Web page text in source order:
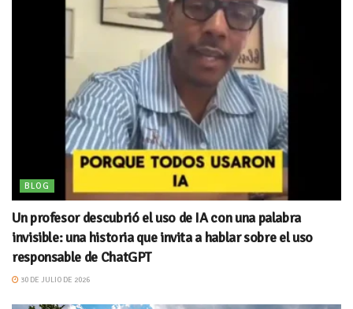
BLOG
Un profesor descubrió el uso de IA con una palabra
invisible: una historia que invita a hablar sobre el uso
responsable de ChatGPT
30 DE JULIO DE 2026